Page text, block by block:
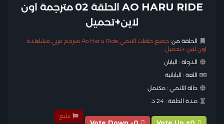
AO HARU RIDE الحلقة 02 مترجمة اون
لاين+تحميل
الحلقة من:
جميع حلقات الانمي Ao Haru Ride مترجم عربي مشاهدة
اون لاين +تحميل
الدولة : اليابان
اللغة : اليابانية
حالة الأنمي :مكتمل
مدة الحلقة :24 د.
تبليغ